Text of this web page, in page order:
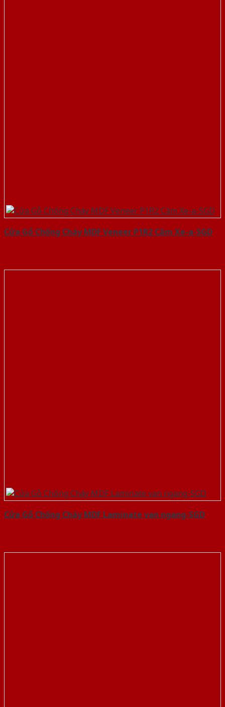
Cửa Gỗ Chống Cháy MDF Veneer P1R2 Căm Xe-a-SGD
Cửa Gỗ Chống Cháy MDF Laminate van ngang-SGD